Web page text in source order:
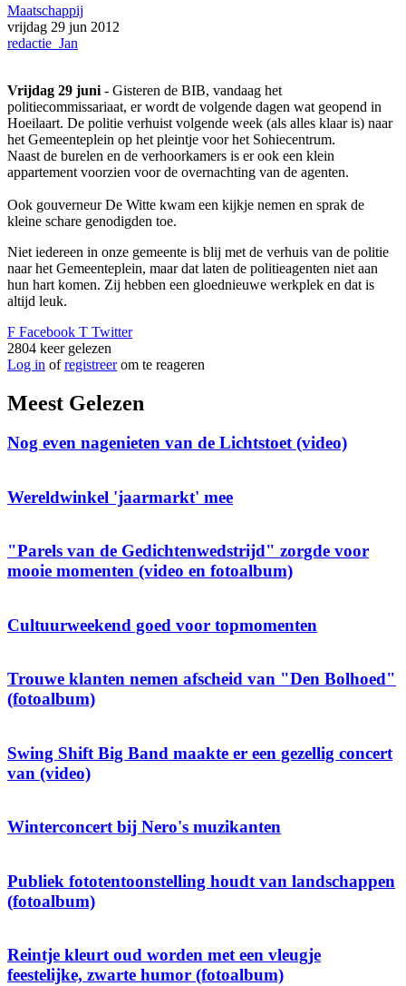
Maatschappij
vrijdag 29 jun 2012
redactie_Jan
Vrijdag 29 juni - Gisteren de BIB, vandaag het
politiecommissariaat, er wordt de volgende dagen wat geopend in
Hoeilaart. De politie verhuist volgende week (als alles klaar is) naar
het Gemeenteplein op het pleintje voor het Sohiecentrum.
Naast de burelen en de verhoorkamers is er ook een klein
appartement voorzien voor de overnachting van de agenten.
Ook gouverneur De Witte kwam een kijkje nemen en sprak de
kleine schare genodigden toe.
Niet iedereen in onze gemeente is blij met de verhuis van de politie
naar het Gemeenteplein, maar dat laten de politieagenten niet aan
hun hart komen. Zij hebben een gloednieuwe werkplek en dat is
altijd leuk.
F Facebook T Twitter
2804 keer gelezen
Log in ofregistreerom te reageren
Meest Gelezen
Nog even nagenieten van de Lichtstoet (video)
Wereldwinkel 'jaarmarkt' mee
"Parels van de Gedichtenwedstrijd" zorgde voor
mooie momenten (video en fotoalbum)
Cultuurweekend goed voor topmomenten
Trouwe klanten nemen afscheid van "Den Bolhoed"
(fotoalbum)
Swing Shift Big Band maakte er een gezellig concert
van (video)
Winterconcert bij Nero's muzikanten
Publiek fototentoonstelling houdt van landschappen
(fotoalbum)
Reintje kleurt oud worden met een vleugje
feestelijke, zwarte humor (fotoalbum)